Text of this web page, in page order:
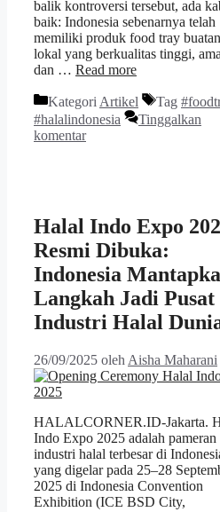
balik kontroversi tersebut, ada
baik: Indonesia sebenarnya telah
memiliki produk food tray buatan
lokal yang berkualitas tinggi,
dan … Read more
Kategori Artikel Tag
#halalindonesia
Tinggalkan
komentar
Halal Indo Expo
Resmi Dibuka:
Indonesia
Langkah Jadi Pusat
Industri Halal
26/09/2025 oleh Aisha Maharani
HALALCORNER.ID-Jakarta.
Indo Expo 2025 adalah pameran
industri halal terbesar di
yang digelar pada 25–28
2025 di Indonesia Convention
Exhibition (ICE BSD City,